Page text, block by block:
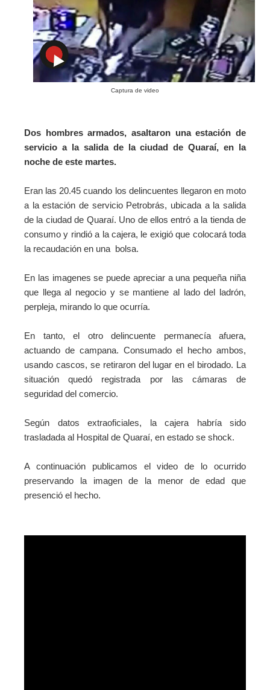
Captura de video
Dos hombres armados, asaltaron una estación de
servicio a la salida de la ciudad de Quaraí, en la
noche de este martes.
Eran las 20.45 cuando los delincuentes llegaron en moto
a la estación de servicio Petrobrás, ubicada a la salida
de la ciudad de Quaraí. Uno de ellos entró a la tienda de
consumo y rindió a la cajera, le exigió que colocará toda
la recaudación en una bolsa.
En las imagenes se puede apreciar a una pequeña niña
que llega al negocio y se mantiene al lado del ladrón,
perpleja, mirando lo que ocurría.
En tanto, el otro delincuente permanecía afuera,
actuando de campana. Consumado el hecho ambos,
usando cascos, se retiraron del lugar en el birodado. La
situación quedó registrada por las cámaras de
seguridad del comercio.
Según datos extraoficiales, la cajera habría sido
trasladada al Hospital de Quaraí, en estado se shock.
A continuación publicamos el video de lo ocurrido
preservando la imagen de la menor de edad que
presenció el hecho.